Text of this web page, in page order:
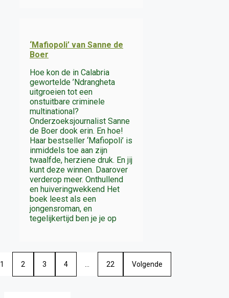
‘Mafiopoli’ van Sanne de
Boer
Hoe kon de in Calabria
gewortelde ’Ndrangheta
uitgroeien tot een
onstuitbare criminele
multinational?
Onderzoeksjournalist Sanne
de Boer dook erin. En hoe!
Haar bestseller ‘Mafiopoli’ is
inmiddels toe aan zijn
twaalfde, herziene druk. En jij
kunt deze winnen. Daarover
verderop meer. Onthullend
en huiveringwekkend Het
boek leest als een
jongensroman, en
tegelijkertijd ben je je op
1 2 3 4 22 Volgende